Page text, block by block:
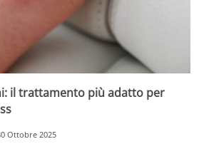
il trattamento più adatto per
Ottobre 2025